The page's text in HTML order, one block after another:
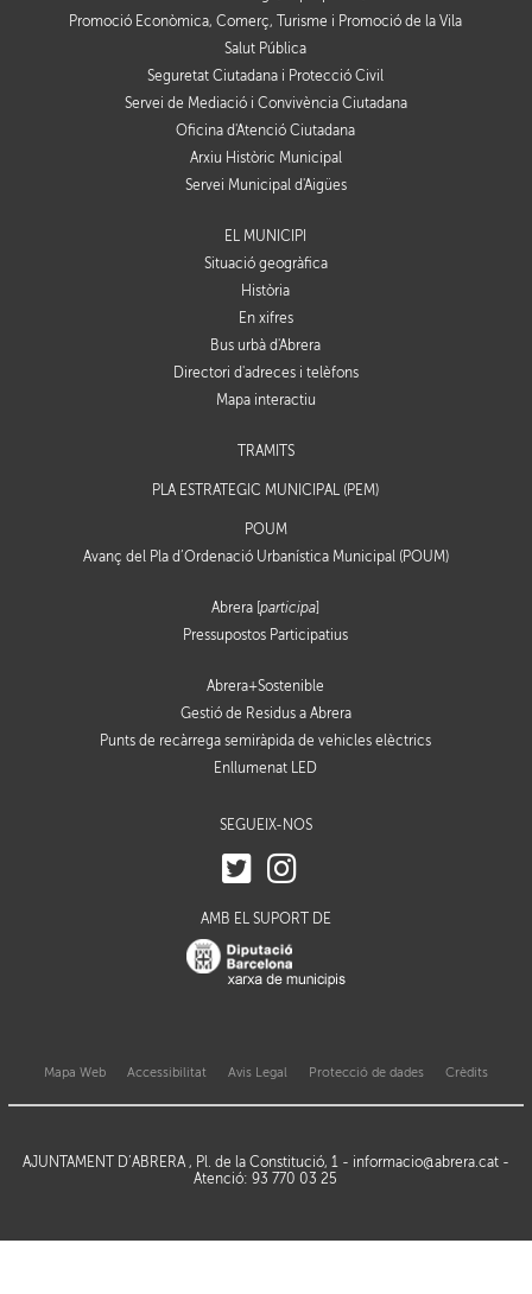
Promoció Econòmica, Comerç, Turisme i Promoció de la Vila
Salut Pública
Seguretat Ciutadana i Protecció Civil
Servei de Mediació i Convivència Ciutadana
Oficina d'Atenció Ciutadana
Arxiu Històric Municipal
Servei Municipal d'Aigües
EL MUNICIPI
Situació geogràfica
Història
En xifres
Bus urbà d'Abrera
Directori d'adreces i telèfons
Mapa interactiu
TRÀMITS
PLA ESTRATÈGIC MUNICIPAL (PEM)
POUM
Avanç del Pla d’Ordenació Urbanística Municipal (POUM)
Abrera [participa]
Pressupostos Participatius
Abrera+Sostenible
Gestió de Residus a Abrera
Punts de recàrrega semiràpida de vehicles elèctrics
Enllumenat LED
SEGUEIX-NOS
AMB EL SUPORT DE
Mapa Web Accessibilitat Avis Legal Protecció de dades Crèdits
AJUNTAMENT D’ABRERA , Pl. de la Constitució, 1 - informacio@abrera.cat-
Atenció: 93 770 03 25